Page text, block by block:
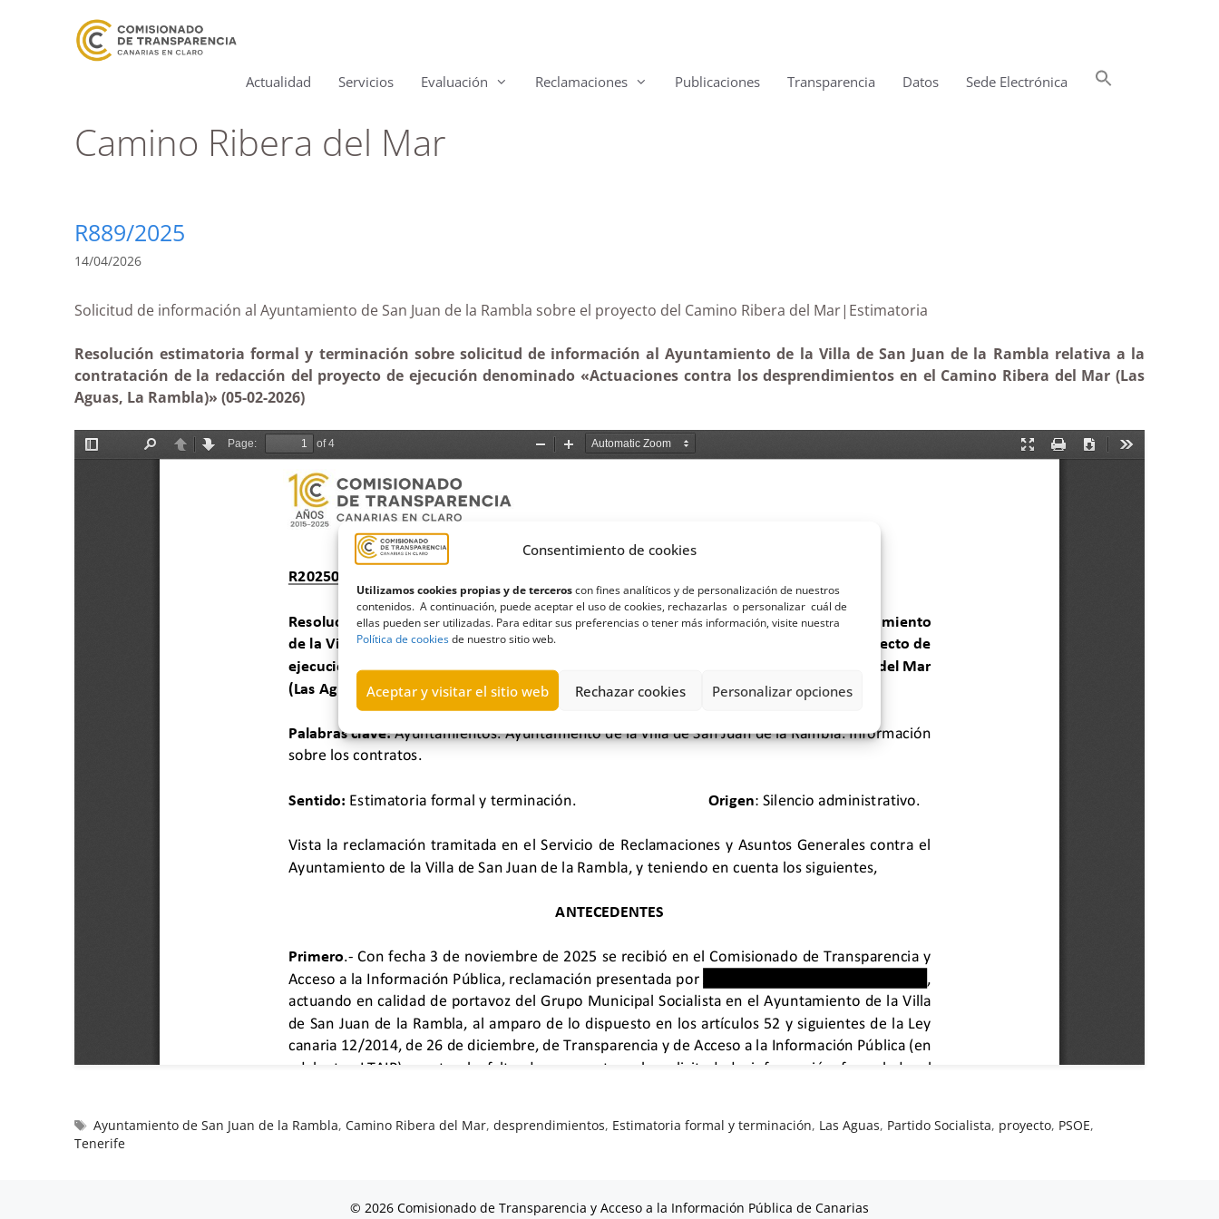
Consentimiento de cookies
Utilizamos cookies propias y de terceroscon fines analíticos y de personalización de nuestros
contenidos. A continuación, puede aceptar el uso de cookies, rechazarlas o personalizar cuál de
ellas pueden ser utilizadas. Para editar sus preferencias o tener más información, visite nuestra
Política de cookiesde nuestro sitio web.
Aceptar y visitar el sitio web Rechazar cookies Personalizar opciones
Actualidad Servicios Evaluación Reclamaciones Publicaciones Transparencia Datos Sede Electrónica
Camino Ribera del Mar
R889/2025
14/04/2026
Solicitud de información al Ayuntamiento de San Juan de la Rambla sobre el proyecto del Camino Ribera del Mar|Estimatoria
Resolución estimatoria formal y terminación sobre solicitud de información al Ayuntamiento de la Villa de San Juan de la Rambla relativa a la
contratación de la redacción del proyecto de ejecución denominado «Actuaciones contra los desprendimientos en el Camino Ribera del Mar (Las
Aguas, La Rambla)» (05-02-2026)
Ayuntamiento de San Juan de la Rambla,Camino Ribera del Mar,desprendimientos, Estimatoria formal y terminación, Las Aguas, Partido Socialista, proyecto, PSOE,
Tenerife
© 2026 Comisionado de Transparencia y Acceso a la Información Pública de Canarias